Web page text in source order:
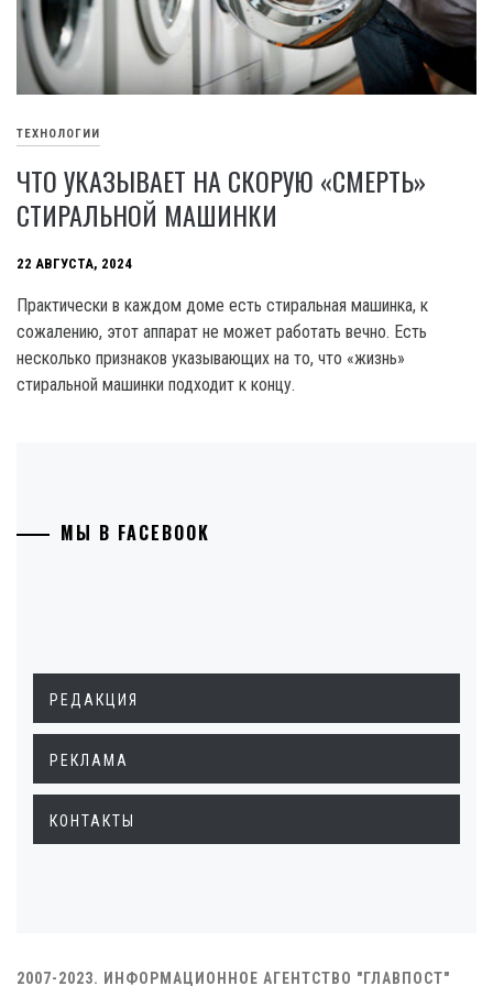
ТЕХНОЛОГИИ
ЧТО УКАЗЫВАЕТ НА СКОРУЮ «СМЕРТЬ»
СТИРАЛЬНОЙ МАШИНКИ
22 АВГУСТА, 2024
Практически в каждом доме есть стиральная машинка, к
сожалению, этот аппарат не может работать вечно. Есть
несколько признаков указывающих на то, что «жизнь»
стиральной машинки подходит к концу.
МЫ В FACEBOOK
РЕДАКЦИЯ
РЕКЛАМА
КОНТАКТЫ
2007-2023. ИНФОРМАЦИОННОЕ АГЕНТСТВО "ГЛАВПОСТ"